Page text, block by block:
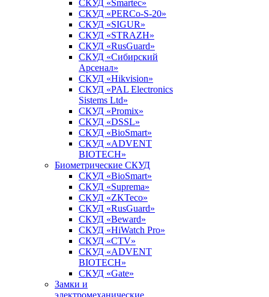
СКУД «Smartec»
СКУД «PERCo-S-20»
СКУД «SIGUR»
СКУД «STRAZH»
СКУД «RusGuard»
СКУД «Сибирский
Арсенал»
СКУД «Hikvision»
СКУД «PAL Electronics
Sistems Ltd»
СКУД «Promix»
СКУД «DSSL»
СКУД «BioSmart»
СКУД «ADVENT
BIOTECH»
Биометрические СКУД
СКУД «BioSmart»
СКУД «Suprema»
СКУД «ZKTeco»
СКУД «RusGuard»
СКУД «Beward»
СКУД «HiWatch Pro»
СКУД «CTV»
СКУД «ADVENT
BIOTECH»
СКУД «Gate»
Замки и
электромеханические